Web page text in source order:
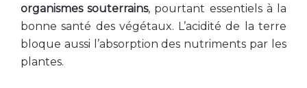
organismes souterrains, pourtant essentiels à la
bonne santé des végétaux. L’acidité de la terre
bloque aussi l’absorption des nutriments par les
plantes.